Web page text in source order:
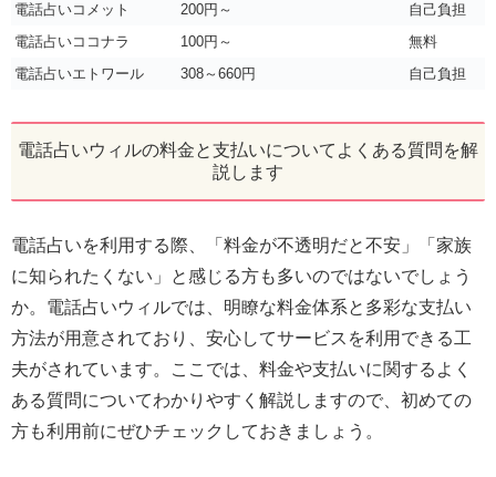
電話占いコメット
200円～
自己負担
電話占いココナラ
100円～
無料
電話占いエトワール
308～660円 自己負担
電話占いウィルの料金と支払いについてよくある質問を解
説します
電話占いを利用する際、「料金が不透明だと不安」「家族
に知られたくない」と感じる方も多いのではないでしょう
か。電話占いウィルでは、明瞭な料金体系と多彩な支払い
方法が用意されており、安心してサービスを利用できる工
夫がされています。ここでは、料金や支払いに関するよく
ある質問についてわかりやすく解説しますので、初めての
方も利用前にぜひチェックしておきましょう。